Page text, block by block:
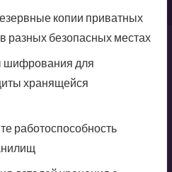
копии приватных
разных безопасных местах
шифрования для
хранящейся
работоспособность